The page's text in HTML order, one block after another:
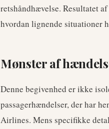
retshåndhævelse. Resultatet
hvordan lignende situationer
Mønster af
Denne begivenhed er ikke
passagerhændelser, der har
Airlines. Mens specifikke